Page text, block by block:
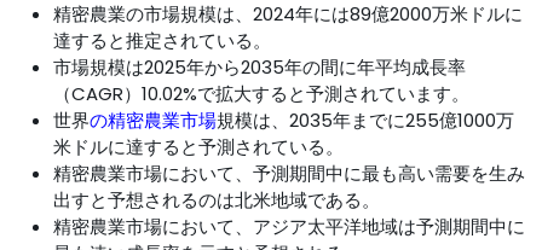
精密農業の市場規模は、2024年には89億2000万米ドルに
達すると推定されている。
市場規模は2025年から2035年の間に年平均成長率
（CAGR）10.02%で拡大すると予測されています。
世界の精密農業市場規模は、2035年までに255億1000万
米ドルに達すると予測されている。
精密農業市場において、予測期間中に最も高い需要を生み
出すと予想されるのは北米地域である。
精密農業市場において、アジア太平洋地域は予測期間中に